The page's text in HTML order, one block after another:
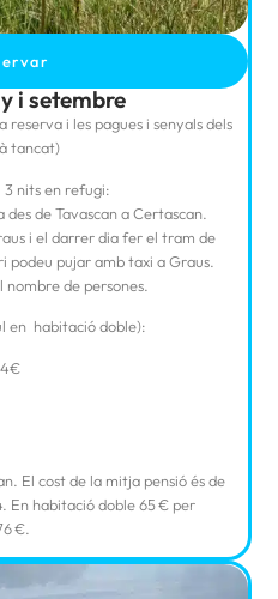
i setembre
i les pagues i senyals dels
tancat)
3 nits en refugi:
de Tavascan a Certascan.
i el darrer dia fer el tram de
podeu pujar amb taxi a Graus.
nombre de persones.
en habitació doble):
El cost de la mitja pensió és de
En habitació doble 65 € per
€.